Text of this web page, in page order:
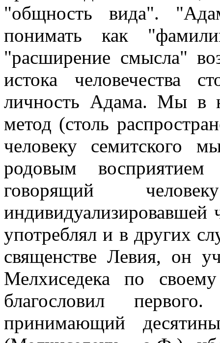
"общность вида".
понимать как
"расширение смысла"
истока человечества
личность Адама. Мы в
метод (столь
человеку семитского
родовым
говорящий
индивидуализировавшей
употреблял и в других
священстве Левия, он
Мелхиседека по
благословил
принимающий